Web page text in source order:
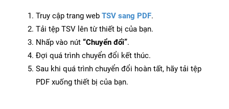
Truy cập trang web TSV sang PDF.
Tải tệp TSV lên từ thiết bị của bạn.
Nhấp vào nút “Chuyển đổi”.
Đợi quá trình chuyển đổi kết thúc.
Sau khi quá trình chuyển đổi hoàn tất, hãy tải tệp
PDF xuống thiết bị của bạn.